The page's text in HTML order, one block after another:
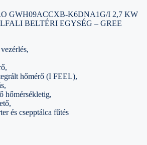
GWH09ACCXB-K6DNA1G/I 2,7 KW
BELTÉRI EGYSÉG – GREE
hőmérő (I FEEL),
hőmérsékletig,
és csepptálca fűtés